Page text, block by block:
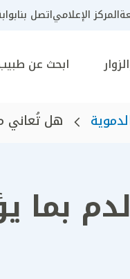
المركز الإعلامياتصل بنا
ابحث عن
هل تُعاني
بما